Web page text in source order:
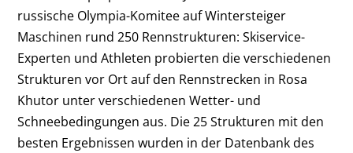
russische Olympia-Komitee auf Wintersteiger
Maschinen rund 250 Rennstrukturen: Skiservice-
Experten und Athleten probierten die verschiedenen
Strukturen vor Ort auf den Rennstrecken in Rosa
Khutor unter verschiedenen Wetter- und
Schneebedingungen aus. Die 25 Strukturen mit den
besten Ergebnissen wurden in der Datenbank des